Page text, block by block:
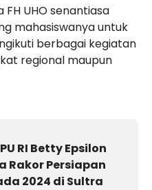
UHO senantiasa
mahasiswanya untuk
berbagai kegiatan
regional maupun
RI Betty Epsilon
Rakor Persiapan
2024 di Sultra